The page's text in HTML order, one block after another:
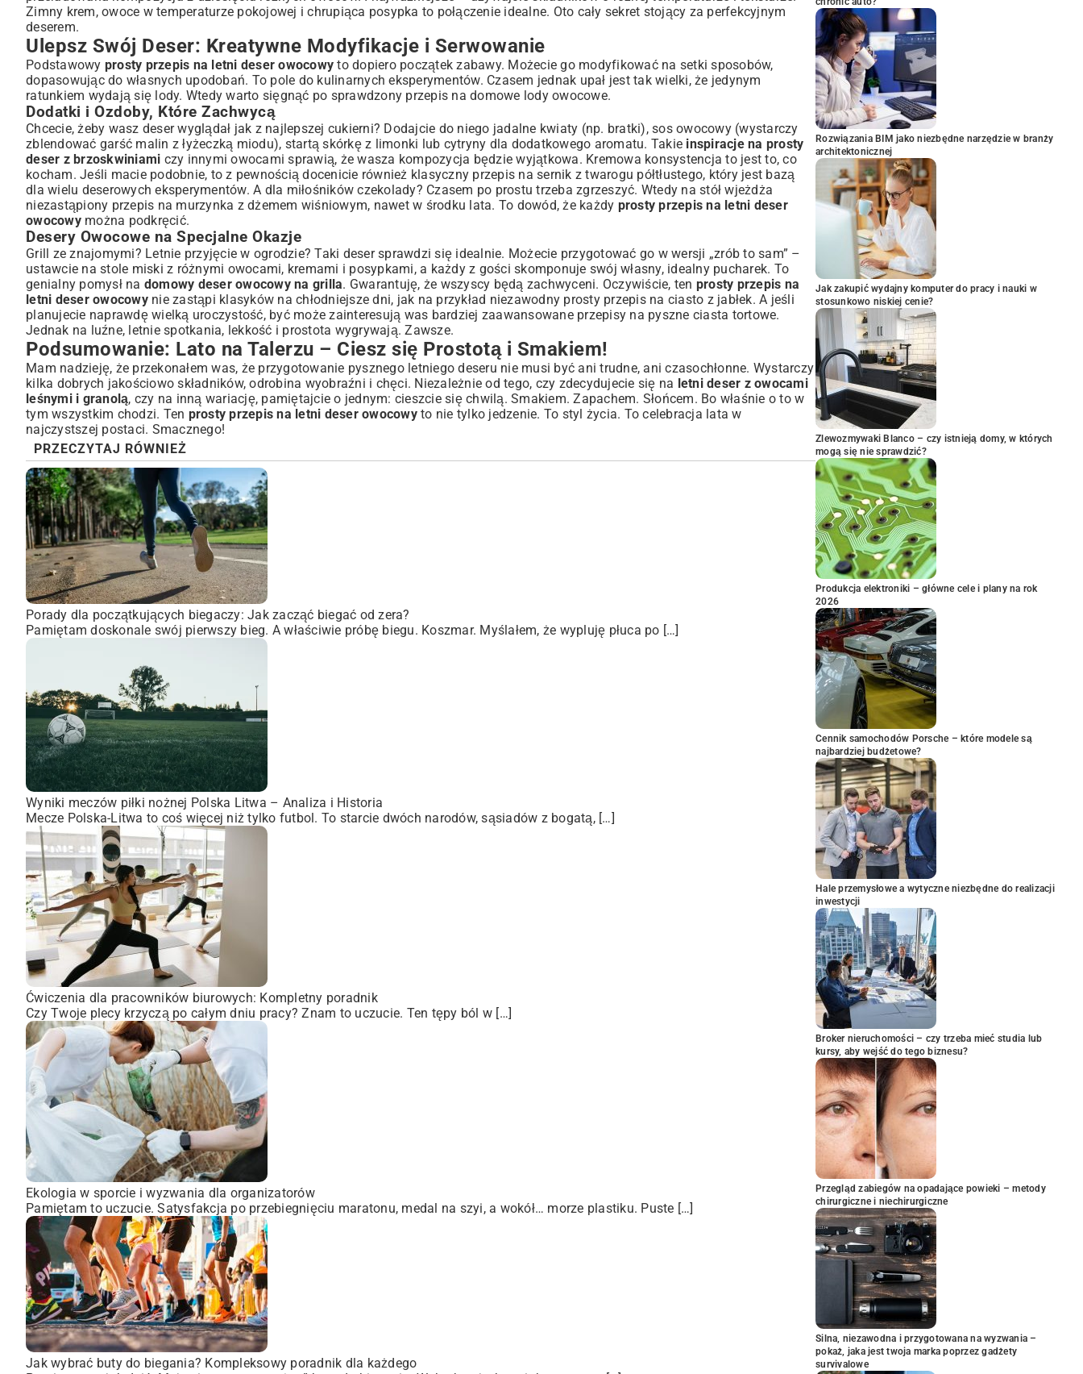
Zimny krem, owoce w temperaturze pokojowej i chrupiąca posypka to połączenie idealne. Oto cały sekret stojący za perfekcyjnym
deserem.
Ulepsz Swój Deser: Kreatywne Modyfikacje i Serwowanie
Podstawowy prosty przepis na letni deser owocowy to dopiero początek zabawy. Możecie go modyfikować na setki sposobów,
dopasowując do własnych upodobań. To pole do kulinarnych eksperymentów. Czasem jednak upał jest tak wielki, że jedynym
ratunkiem wydają się lody. Wtedy warto sięgnąć po sprawdzony przepis na domowe lody owocowe.
Dodatki i Ozdoby, Które Zachwycą
Chcecie, żeby wasz deser wyglądał jak z najlepszej cukierni? Dodajcie do niego jadalne kwiaty (np. bratki), sos owocowy (wystarczy
zblendować garść malin z łyżeczką miodu), startą skórkę z limonki lub cytryny dla dodatkowego aromatu. Takie inspiracje na prosty
deser z brzoskwiniami czy innymi owocami sprawią, że wasza kompozycja będzie wyjątkowa. Kremowa konsystencja to jest to, co
kocham. Jeśli macie podobnie, to z pewnością docenicie również klasyczny przepis na sernik z twarogu półtłustego, który jest bazą
dla wielu deserowych eksperymentów. A dla miłośników czekolady? Czasem po prostu trzeba zgrzeszyć. Wtedy na stół wjeżdża
niezastąpiony przepis na murzynka z dżemem wiśniowym, nawet w środku lata. To dowód, że każdy prosty przepis na letni deser
owocowymożna podkręcić.
Desery Owocowe na Specjalne Okazje
Grill ze znajomymi? Letnie przyjęcie w ogrodzie? Taki deser sprawdzi się idealnie. Możecie przygotować go w wersji „zrób to sam” –
ustawcie na stole miski z różnymi owocami, kremami i posypkami, a każdy z gości skomponuje swój własny, idealny pucharek. To
genialny pomysł na domowy deser owocowy na grilla. Gwarantuję, że wszyscy będą zachwyceni. Oczywiście, ten prosty przepis na
letni deser owocowynie zastąpi klasyków na chłodniejsze dni, jak na przykład niezawodny prosty przepis na ciasto z jabłek. A jeśli
planujecie naprawdę wielką uroczystość, być może zainteresują was bardziej zaawansowane przepisy na pyszne ciasta tortowe.
Jednak na luźne, letnie spotkania, lekkość i prostota wygrywają. Zawsze.
Podsumowanie: Lato na Talerzu – Ciesz się Prostotą i Smakiem!
Mam nadzieję, że przekonałem was, że przygotowanie pysznego letniego deseru nie musi być ani trudne, ani czasochłonne. Wystarczy
kilka dobrych jakościowo składników, odrobina wyobraźni i chęci. Niezależnie od tego, czy zdecydujecie się na letni deser z owocami
leśnymi i granolą, czy na inną wariację, pamiętajcie o jednym: cieszcie się chwilą. Smakiem. Zapachem. Słońcem. Bo właśnie o to w
tym wszystkim chodzi. Ten prosty przepis na letni deser owocowyto nie tylko jedzenie. To styl życia. To celebracja lata w
najczystszej postaci. Smacznego!
PRZECZYTAJ RÓWNIEŻ
Porady dla początkujących biegaczy: Jak zacząć biegać od zera?
Pamiętam doskonale swój pierwszy bieg. A właściwie próbę biegu. Koszmar. Myślałem, że wypluję płuca po […]
Wyniki meczów piłki nożnej Polska Litwa – Analiza i Historia
Mecze Polska-Litwa to coś więcej niż tylko futbol. To starcie dwóch narodów, sąsiadów z bogatą, […]
Ćwiczenia dla pracowników biurowych: Kompletny poradnik
Czy Twoje plecy krzyczą po całym dniu pracy? Znam to uczucie. Ten tępy ból w […]
Ekologia w sporcie i wyzwania dla organizatorów
Pamiętam to uczucie. Satysfakcja po przebiegnięciu maratonu, medal na szyi, a wokół… morze plastiku. Puste […]
Jak wybrać buty do biegania? Kompleksowy poradnik dla każdego
Rozwiązania BIM jako niezbędne narzędzie w branży
architektonicznej
Jak zakupić wydajny komputer do pracy i nauki w
stosunkowo niskiej cenie?
Zlewozmywaki Blanco – czy istnieją domy, w których
mogą się nie sprawdzić?
Produkcja elektroniki – główne cele i plany na rok
2026
Cennik samochodów Porsche – które modele są
najbardziej budżetowe?
Hale przemysłowe a wytyczne niezbędne do realizacji
inwestycji
Broker nieruchomości – czy trzeba mieć studia lub
kursy, aby wejść do tego biznesu?
Przegląd zabiegów na opadające powieki – metody
chirurgiczne i niechirurgiczne
Silna, niezawodna i przygotowana na wyzwania –
pokaż, jaka jest twoja marka poprzez gadżety
survivalowe